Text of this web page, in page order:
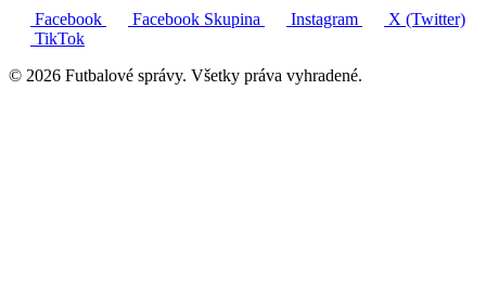
Facebook Facebook Skupina Instagram
X (Twitter)
TikTok
© 2026 Futbalové správy. Všetky práva vyhradené.